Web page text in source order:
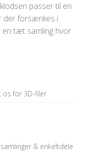
passer til en
der forsænkes i
en tæt samling hvor
os for 3D-filer
& enkeltdele